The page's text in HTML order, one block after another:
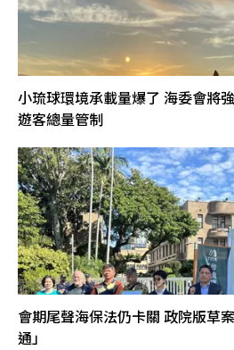
小琉球環境承載量爆了 海委會將
遊客總量管制
會期尾聲海保法仍卡關 政院版草
通」